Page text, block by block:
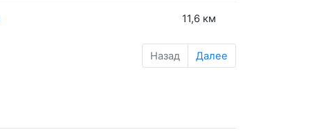
11,6 км
Назад Далее